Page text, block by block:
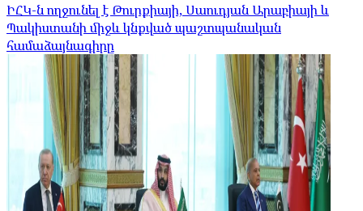
ԻՀԿ-ն ողջունել է Թուրքիայի, Սաուդյան Արաբիայի և
Պակիստանի միջև կնքված պաշտպանական
համաձայնագիրը